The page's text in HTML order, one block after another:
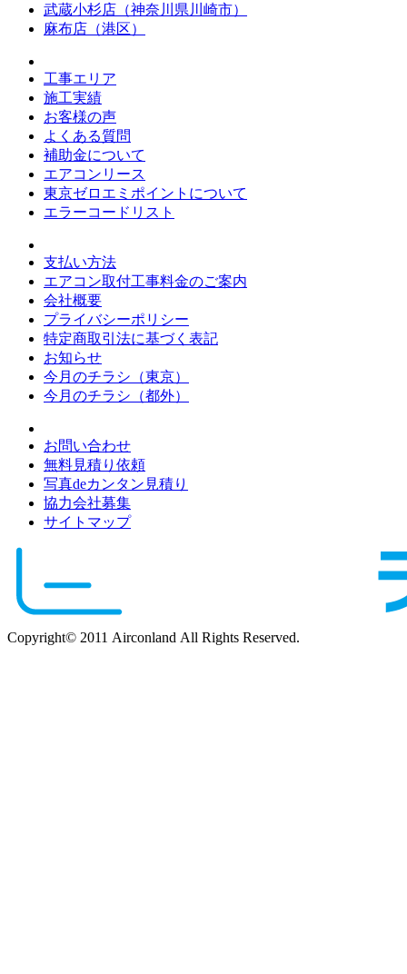
武蔵小杉店（神奈川県川崎市）
麻布店（港区）
工事エリア
施工実績
お客様の声
よくある質問
補助金について
エアコンリース
東京ゼロエミポイントについて
エラーコードリスト
支払い方法
エアコン取付工事料金のご案内
会社概要
プライバシーポリシー
特定商取引法に基づく表記
お知らせ
今月のチラシ（東京）
今月のチラシ（都外）
お問い合わせ
無料見積り依頼
写真deカンタン見積り
協力会社募集
サイトマップ
Copyright© 2011 Airconland All Rights Reserved.